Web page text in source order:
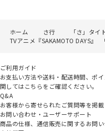
ホーム さ行 「さ」タイ
TVアニメ『SAKAMOTO DAYS』
ご利用ガイド
お支払い方法や送料・配送時間、ポ
関してはこちらをご確認ください。
Q&A
お客様から寄せられたご質問等を掲載
お問い合わせ・ユーザーサポート
商品の仕様、通信販売に関するお問い